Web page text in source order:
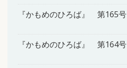
『かもめのひろば』 第165号
『かもめのひろば』 第164号